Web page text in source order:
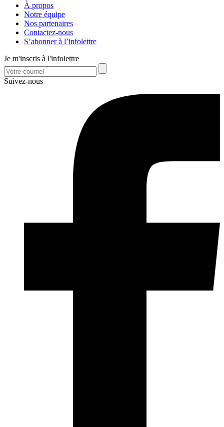
À propos
Notre équipe
Nos partenaires
Contactez-nous
S’abonner à l’infolettre
Je m'inscris à l'infolettre
Suivez-nous